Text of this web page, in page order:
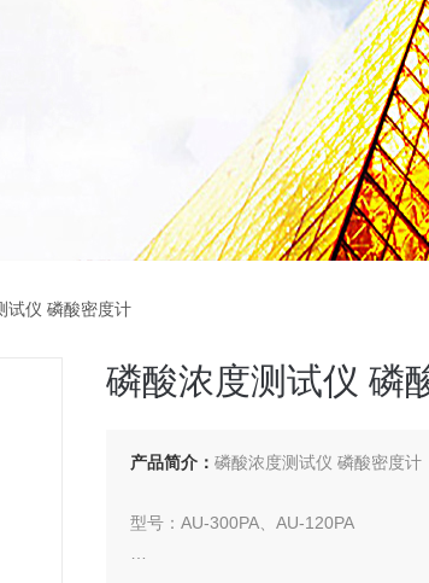
试仪 磷酸密度计
磷酸浓度测试仪 磷
产品简介： 磷酸浓度测试仪 磷酸密度计
型号：AU-300PA、AU-120PA